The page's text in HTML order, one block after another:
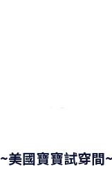
~美國寶寶試穿間~